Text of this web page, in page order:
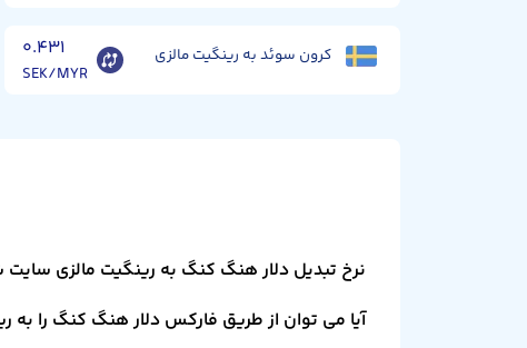
کرون سوئد به رینگیت مالزی ۰.۴۳۱
SEK/MYR
نرخ تبدیل دلار هنگ کنگ به رینگیت مالزی
آیا می توان از طریق فارکس دلار هنگ کنگ را به